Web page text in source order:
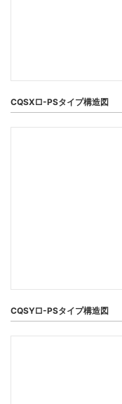
CQSX□-PSタイプ構造図
CQSY□-PSタイプ構造図